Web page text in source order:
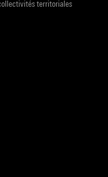
territoriales